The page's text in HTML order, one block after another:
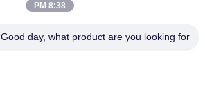
کارخانه تور
کنترل کیفیت
تماس با ما
8:38 PM
Good day, what product are you looking for?